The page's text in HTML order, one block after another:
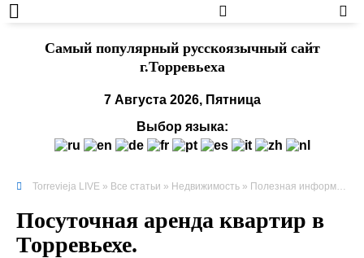
Cамый популярный русскоязычный сайт
г.Торревьеха
7 Августа 2026, Пятница
Выбор языка:
Torrevieja LIVE » Все статьи » Недвижимость » Полезная информация по недвижимости
Посуточная аренда квартир в
Торревьехе.